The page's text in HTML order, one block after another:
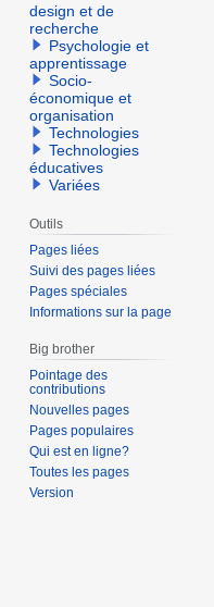
design et de
recherche
Psychologie et
apprentissage
Socio-
économique et
organisation
Technologies
Technologies
éducatives
Variées
Outils
Pages liées
Suivi des pages liées
Pages spéciales
Informations sur la page
Big brother
Pointage des
contributions
Nouvelles pages
Pages populaires
Qui est en ligne?
Toutes les pages
Version